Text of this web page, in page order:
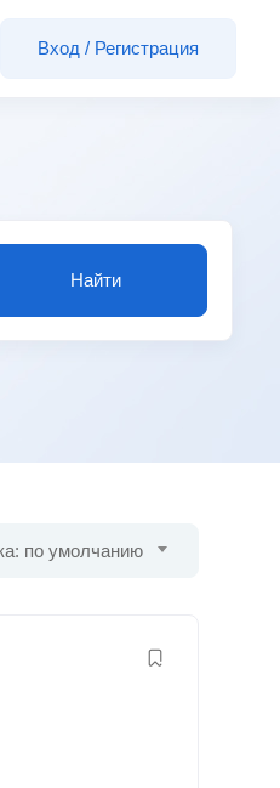
Вход / Регистрация
Найти
по умолчанию